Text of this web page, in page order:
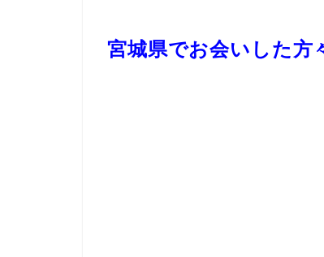
宮城県でお会いした方